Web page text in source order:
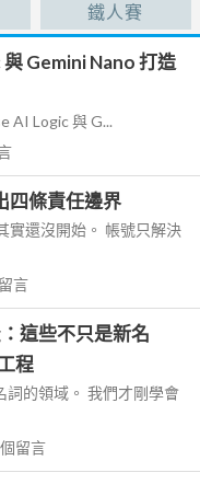
鐵人賽
Gemini Nano 打造
AI Logic 與 G...
四條責任邊界
實還沒開始。 帳號只解決
言
這些不只是新名
程
的領域。 我們才剛學會
個留言